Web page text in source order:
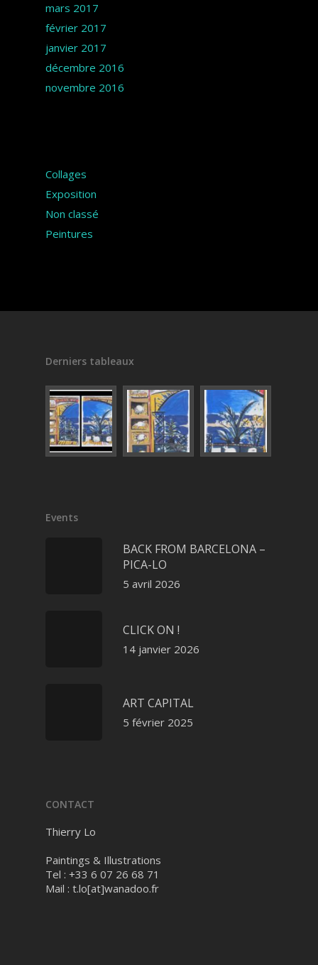
mars 2017
février 2017
janvier 2017
décembre 2016
novembre 2016
Collages
Exposition
Non classé
Peintures
Derniers tableaux
Events
BACK FROM BARCELONA –
PICA-LO
5 avril 2026
CLICK ON !
14 janvier 2026
ART CAPITAL
5 février 2025
CONTACT
Thierry Lo
Paintings & Illustrations
Tel : +33 6 07 26 68 71
Mail : t.lo[at]wanadoo.fr